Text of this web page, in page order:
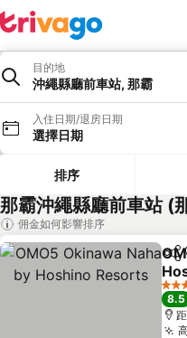
目的地
沖繩縣廳前車站, 那霸
入住日期/退房日期
選擇日期
排序
那霸沖繩縣廳前車站 (
佣金如何影響排序
分享
3 星
8.5